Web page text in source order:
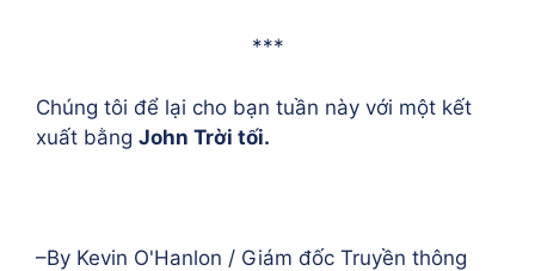
***
Chúng tôi để lại cho bạn tuần này với một kết
xuất bằng John Trời tối.
–By Kevin O'Hanlon / Giám đốc Truyền thông